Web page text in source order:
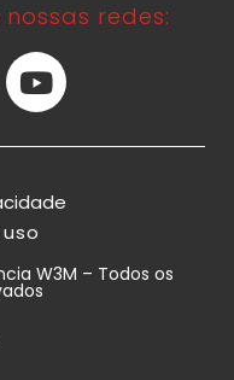
redes:
W3M – Todos os